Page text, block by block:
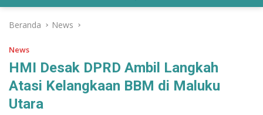
Beranda News
News
HMI Desak DPRD Ambil Langkah
Atasi Kelangkaan BBM di Maluku
Utara